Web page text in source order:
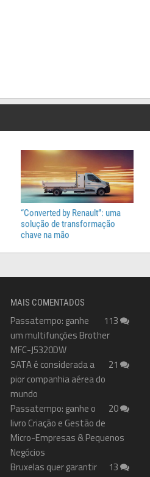
“Converted by Renault”: uma
solução de transformação
chave na mão
MAIS COMENTADOS
113
Passatempo: ganhe
um multifunções Brother
MFC-J5320DW
21
SATA é considerada a
pior companhia aérea do
mundo
20
Passatempo: ganhe o
livro Criação e Gestão de
Micro-Empresas & Pequenos
Negócios
13
Bruxelas quer garantir